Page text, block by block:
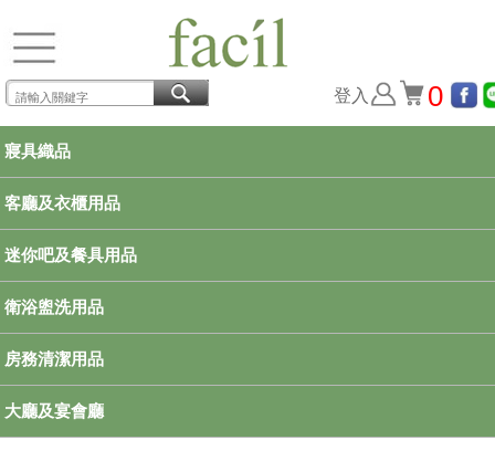
登入 0
寢具織品
客廳及衣櫃用品
迷你吧及餐具用品
衛浴盥洗用品
房務清潔用品
大廳及宴會廳